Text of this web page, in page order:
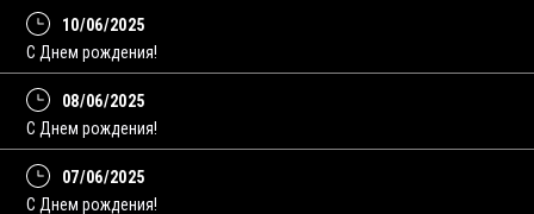
10/06/2025
С Днем рождения!
08/06/2025
C Днем рождения!
07/06/2025
С Днем рождения!